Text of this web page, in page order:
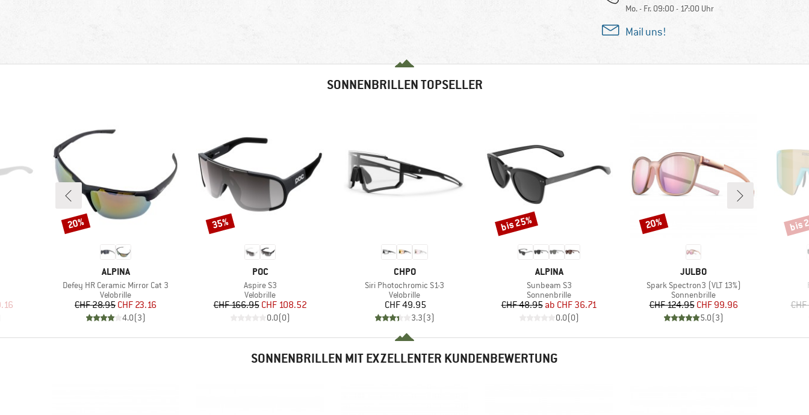
Mo. - Fr. 09:00 - 17:00 Uhr
Mail uns!
SONNENBRILLEN TOPSELLER
Preis
MARKE
ALPINA
Artikel
Defey HR Ceramic Mirror Cat 3
Produktgruppe
Velobrille
Preis
CHF 28.95reduzierter Preis
CHF 23.16
4.0(3)
Rabatt
20%
MARKE
POC
Artikel
Aspire S3
Produktgruppe
Velobrille
Preis
CHF 166.95reduzierter Preis
CHF 108.52
0.0(0)
Rabatt
35%
MARKE
CHPO
Artikel
Siri Photochromic S1-3
Produktgruppe
Velobrille
Preis
CHF 49.95
3.3(3)
MARKE
ALPINA
Artikel
Sunbeam S3
Produktgruppe
Sonnenbrille
Preis
CHF 48.95 reduzierter Preis
ab CHF 36.71
0.0(0)
Rabatt
bis 25%
MARKE
JULBO
Artikel
Spark Spectron3 (VLT 13%)
Produktgruppe
Sonnenbrille
Preis
CHF 124.95reduzierter Preis
CHF 99.96
5.0(3)
Rabatt
20% bis
SONNENBRILLEN MIT EXZELLENTER KUNDENBEWERTUNG